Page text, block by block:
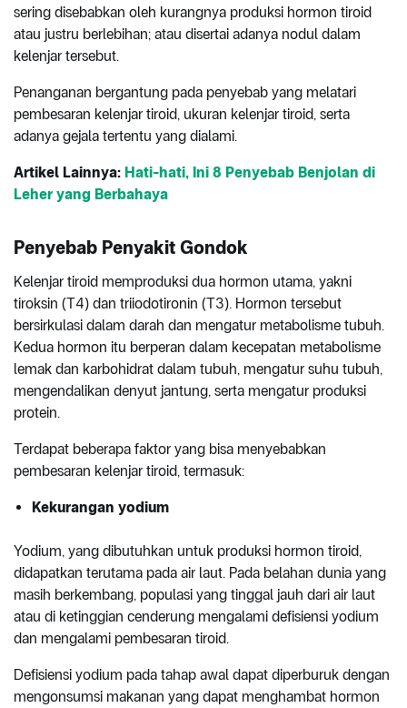
sering disebabkan oleh kurangnya produksi hormon tiroid
atau justru berlebihan; atau disertai adanya nodul dalam
kelenjar tersebut.
Penanganan bergantung pada penyebab yang melatari
pembesaran kelenjar tiroid, ukuran kelenjar tiroid, serta
adanya gejala tertentu yang dialami.
Artikel Lainnya: Hati-hati, Ini 8 Penyebab Benjolan di
Leher yang Berbahaya
Penyebab Penyakit Gondok
Kelenjar tiroid memproduksi dua hormon utama, yakni
tiroksin (T4) dan triiodotironin (T3). Hormon tersebut
bersirkulasi dalam darah dan mengatur metabolisme tubuh.
Kedua hormon itu berperan dalam kecepatan metabolisme
lemak dan karbohidrat dalam tubuh, mengatur suhu tubuh,
mengendalikan denyut jantung, serta mengatur produksi
protein.
Terdapat beberapa faktor yang bisa menyebabkan
pembesaran kelenjar tiroid, termasuk:
Kekurangan yodium
Yodium, yang dibutuhkan untuk produksi hormon tiroid,
didapatkan terutama pada air laut. Pada belahan dunia yang
masih berkembang, populasi yang tinggal jauh dari air laut
atau di ketinggian cenderung mengalami defisiensi yodium
dan mengalami pembesaran tiroid.
Defisiensi yodium pada tahap awal dapat diperburuk dengan
mengonsumsi makanan yang dapat menghambat hormon